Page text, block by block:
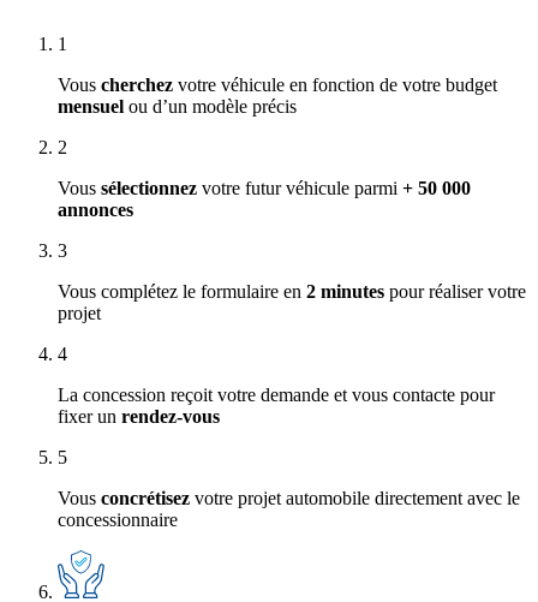
1
Vous cherchez votre véhicule en fonction de votre budget
mensuel ou d’un modèle précis
2
Vous sélectionnez votre futur véhicule parmi + 50 000
annonces
3
Vous complétez le formulaire en 2 minutes pour réaliser votre
projet
4
La concession reçoit votre demande et vous contacte pour
fixer un rendez-vous
5
Vous concrétisez votre projet automobile directement avec le
concessionnaire